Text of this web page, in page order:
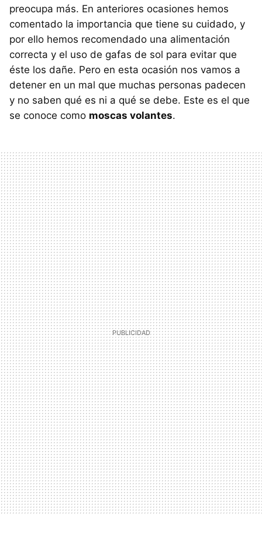
preocupa más. En anteriores ocasiones hemos
comentado la importancia que tiene su cuidado, y
por ello hemos recomendado una alimentación
correcta y el uso de gafas de sol para evitar que
éste los dañe. Pero en esta ocasión nos vamos a
detener en un mal que muchas personas padecen
y no saben qué es ni a qué se debe. Este es el que
se conoce como moscas volantes.